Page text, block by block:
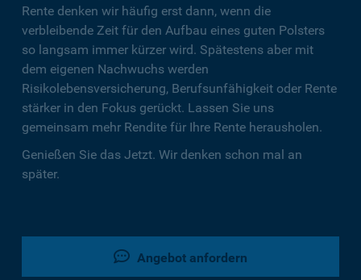
Rente denken wir häufig erst dann, wenn die
verbleibende Zeit für den Aufbau eines guten Polsters
so langsam immer kürzer wird. Spätestens aber mit
dem eigenen Nachwuchs werden
Risikolebensversicherung, Berufsunfähigkeit oder Rente
stärker in den Fokus gerückt. Lassen Sie uns
gemeinsam mehr Rendite für Ihre Rente herausholen.
Genießen Sie das Jetzt. Wir denken schon mal an
später.
Angebot anfordern